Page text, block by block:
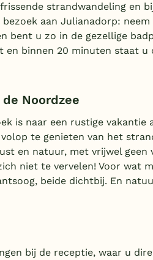
strandwandeling en
aan Julianadorp:
bent u zo in de gezellige
en binnen 20 minuten staat
Noordzee
is naar een rustige vakantie
te genieten van het
en natuur, met vrijwel geen
niet te vervelen! Voor wat
beide dichtbij. En
bij de receptie, waar u